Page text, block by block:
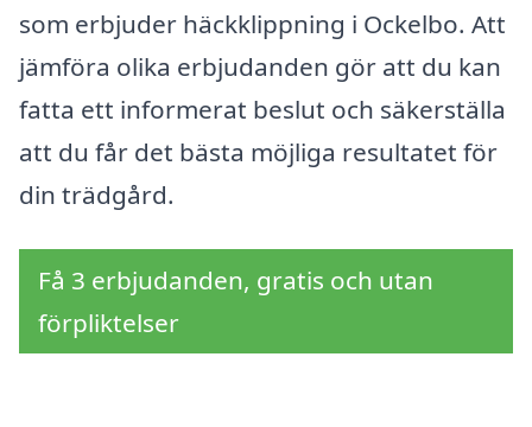
som erbjuder häckklippning i Ockelbo. Att
jämföra olika erbjudanden gör att du kan
fatta ett informerat beslut och säkerställa
att du får det bästa möjliga resultatet för
din trädgård.
Få 3 erbjudanden, gratis och utan
förpliktelser